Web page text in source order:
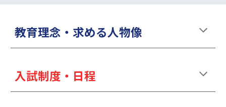
教育理念・求める人物像
入試制度・日程